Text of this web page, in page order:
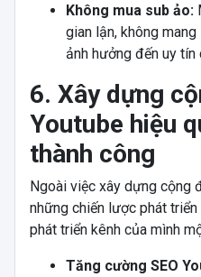
Không mua sub ảo:
gian lận, không
ảnh hưởng đến uy tín
6. Xây dựng
Youtube hiệu
thành công
Ngoài việc xây dựng cộng
những chiến lược phát
phát triển kênh của mình
Tăng cường SEO